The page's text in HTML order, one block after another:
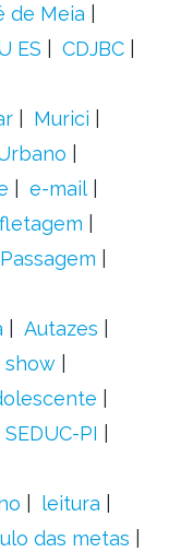
de Meia
ES
CDJBC
Murici
e-mail
Passagem
Autazes
show
SEDUC-PI
leitura
das metas